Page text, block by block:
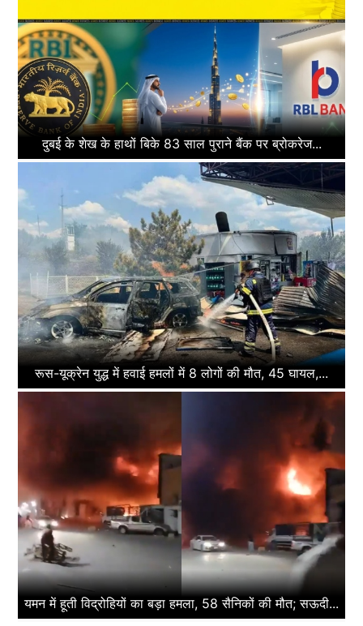
दुबई के शेख के हाथों बिके 83 साल पुराने बैंक पर ब्रोकरेज...
रूस-यूक्रेन युद्ध में हवाई हमलों में 8 लोगों की मौत, 45 घायल,...
यमन में हूती विद्रोहियों का बड़ा हमला, 58 सैनिकों की मौत; सऊदी...